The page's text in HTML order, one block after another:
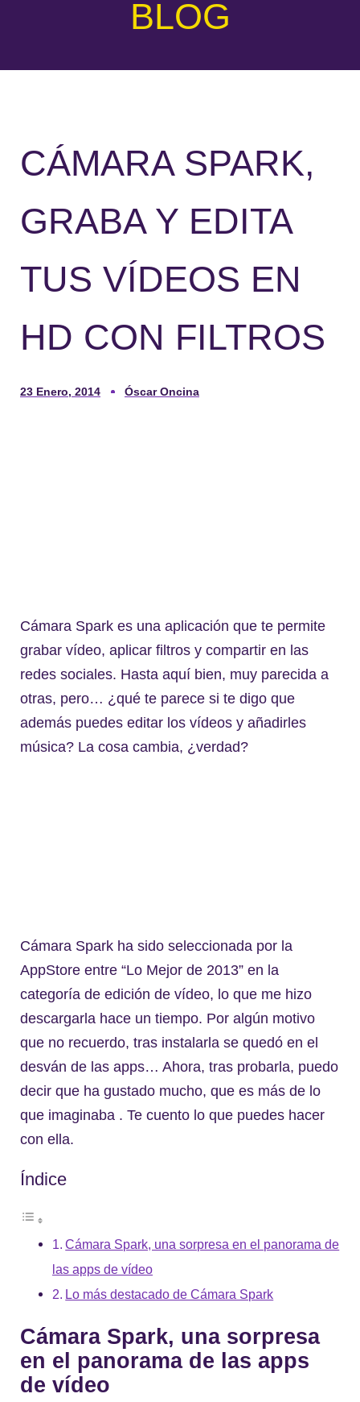
BLOG
CÁMARA SPARK,
GRABA Y EDITA
TUS VÍDEOS EN
HD CON FILTROS
23 Enero, 2014 Óscar Oncina
Cámara Spark es una aplicación que te permite
grabar vídeo, aplicar filtros y compartir en las
redes sociales. Hasta aquí bien, muy parecida a
otras, pero… ¿qué te parece si te digo que
además puedes editar los vídeos y añadirles
música? La cosa cambia, ¿verdad?
Cámara Spark ha sido seleccionada por la
AppStore entre “Lo Mejor de 2013” en la
categoría de edición de vídeo, lo que me hizo
descargarla hace un tiempo. Por algún motivo
que no recuerdo, tras instalarla se quedó en el
desván de las apps… Ahora, tras probarla, puedo
decir que ha gustado mucho, que es más de lo
que imaginaba . Te cuento lo que puedes hacer
con ella.
Índice
Cámara Spark, una sorpresa en el panorama de
las apps de vídeo
Lo más destacado de Cámara Spark
Cámara Spark, una sorpresa
en el panorama de las apps
de vídeo